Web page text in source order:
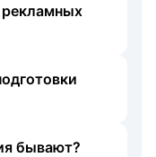
рекламных
бывают?